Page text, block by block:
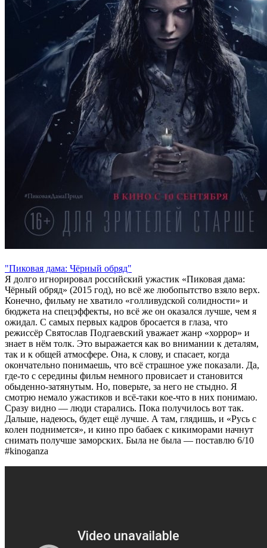
"Пиковая дама: Чёрный обряд"
Я долго игнорировал российский ужастик «Пиковая дама:
Чёрный обряд» (2015 год), но всё же любопытство взяло верх.
Конечно, фильму не хватило «голливудской солидности» и
бюджета на спецэффекты, но всё же он оказался лучше, чем я
ожидал. С самых первых кадров бросается в глаза, что
режиссёр Святослав Подгаевский уважает жанр «хоррор» и
знает в нём толк. Это выражается как во внимании к деталям,
так и к общей атмосфере. Она, к слову, и спасает, когда
окончательно понимаешь, что всё страшное уже показали. Да,
где-то с середины фильм немного провисает и становится
обыденно-затянутым. Но, поверьте, за него не стыдно. Я
смотрю немало ужастиков и всё-таки кое-что в них понимаю.
Сразу видно — люди старались. Пока получилось вот так.
Дальше, надеюсь, будет ещё лучше. А там, глядишь, и «Русь с
колен поднимется», и кино про бабаек с кикиморами начнут
снимать получше заморских. Была не была — поставлю 6/10
#kinoganza